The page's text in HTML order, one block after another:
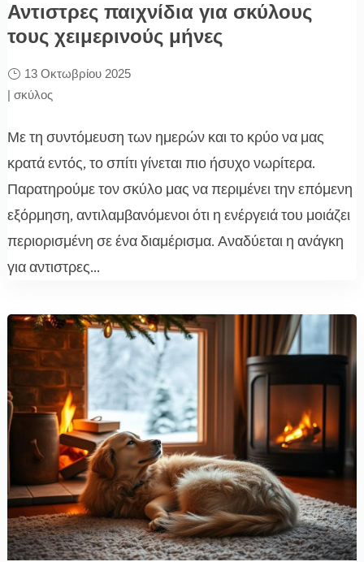
Αντιστρες παιχνίδια για σκύλους
τους χειμερινούς μήνες
13 Οκτωβρίου 2025
| σκύλος
Με τη συντόμευση των ημερών και το κρύο να μας
κρατά εντός, το σπίτι γίνεται πιο ήσυχο νωρίτερα.
Παρατηρούμε τον σκύλο μας να περιμένει την επόμενη
εξόρμηση, αντιλαμβανόμενοι ότι η ενέργειά του μοιάζει
περιορισμένη σε ένα διαμέρισμα. Αναδύεται η ανάγκη
για αντιστρες...